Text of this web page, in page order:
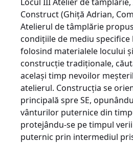
Construct (Ghiţă Adrian,
Atelierul de tâmplărie
condiţiile de mediu specifice
folosind materialele locului
construcţie tradiţionale,
acelaşi timp nevoilor
atelierul. Construcţia se
principală spre SE,
vânturilor puternice din
protejându-se pe timpul
puternic prin intermediul